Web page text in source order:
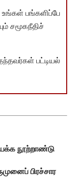
பங்களிப்பே
சமூகநீதிச்
பட்டியல்
நூற்றாண்டு
பிரச்சார